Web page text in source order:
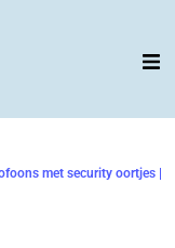
met security oortjes |